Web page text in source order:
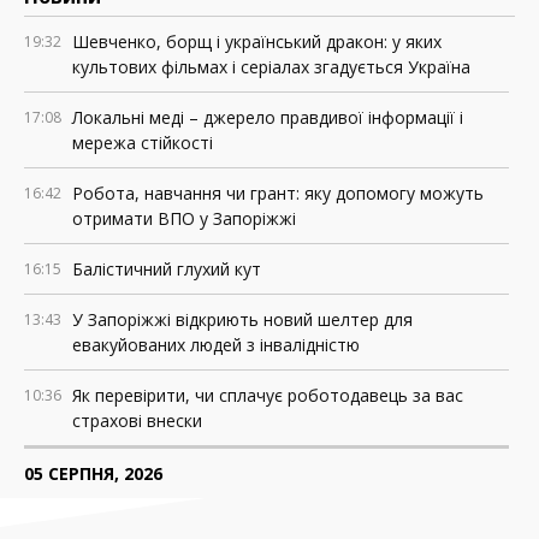
19:32 Шевченко, борщ і український дракон: у яких
культових фільмах і серіалах згадується Україна
17:08 Локальні меді – джерело правдивої інформації і
мережа стійкості
16:42 Робота, навчання чи грант: яку допомогу можуть
отримати ВПО у Запоріжжі
16:15 Балістичний глухий кут
13:43 У Запоріжжі відкриють новий шелтер для
евакуйованих людей з інвалідністю
10:36 Як перевірити, чи сплачує роботодавець за вас
страхові внески
05 СЕРПНЯ, 2026